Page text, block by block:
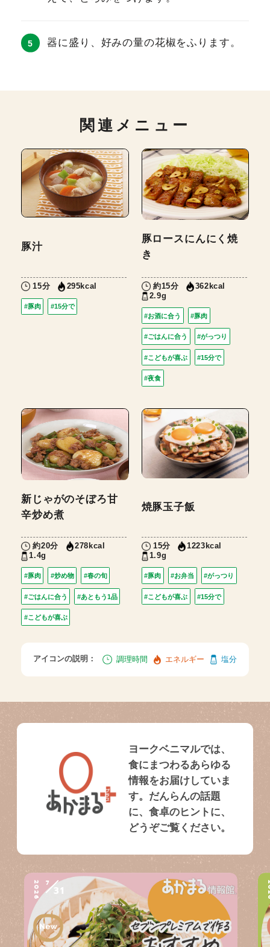
器に盛り、好みの量の花椒をふります。
関連メニュー
豚汁
15分 295kcal
#豚肉 #15分で
豚ロースにんにく焼
き
約15分
362kcal
2.9g
#お酒に合う #豚肉
#ごはんに合う #がっつり
#こどもが喜ぶ #15分で
#夜食
新じゃがのそぼろ甘
辛炒め煮
約20分
278kcal
1.4g
#豚肉 #炒め物 #春の旬
#ごはんに合う #あともう1品
#こどもが喜ぶ
焼豚玉子飯
15分
1223kcal
1.9g
#豚肉 #お弁当 #がっつり
#こどもが喜ぶ #15分で
アイコンの説明： 調理時間 エネルギー 塩分
ヨークベニマルでは、
食にまつわるあらゆる
情報をお届けしていま
す。だんらんの話題
に、食卓のヒントに、
どうぞご覧ください。
2026 7
31